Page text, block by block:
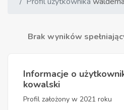
Brak wyników
Informacje o
kowalski
Profil założony w 2021 roku